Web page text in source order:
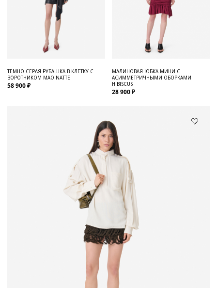
ТЕМНО-СЕРАЯ РУБАШКА В КЛЕТКУ С
ВОРОТНИКОМ МАО NATTE
58 900 ₽
МАЛИНОВАЯ ЮБКА-МИНИ С
АСИММЕТРИЧНЫМИ ОБОРКАМИ
HIBISCUS
28 900 ₽